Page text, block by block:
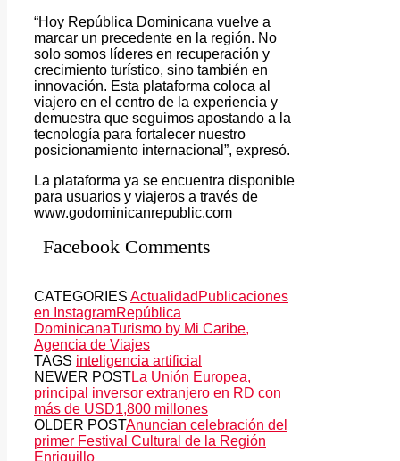
“Hoy República Dominicana vuelve a
marcar un precedente en la región. No
solo somos líderes en recuperación y
crecimiento turístico, sino también en
innovación. Esta plataforma coloca al
viajero en el centro de la experiencia y
demuestra que seguimos apostando a la
tecnología para fortalecer nuestro
posicionamiento internacional”, expresó.
La plataforma ya se encuentra disponible
para usuarios y viajeros a través de
www.godominicanrepublic.com
Facebook Comments
CATEGORIES Actualidad Publicaciones
en InstagramRepública
DominicanaTurismo by Mi Caribe,
Agencia de Viajes
TAGS inteligencia artificial
NEWER POSTLa Unión Europea,
principal inversor extranjero en RD con
más de USD1,800 millones
OLDER POSTAnuncian celebración del
primer Festival Cultural de la Región
Enriquillo